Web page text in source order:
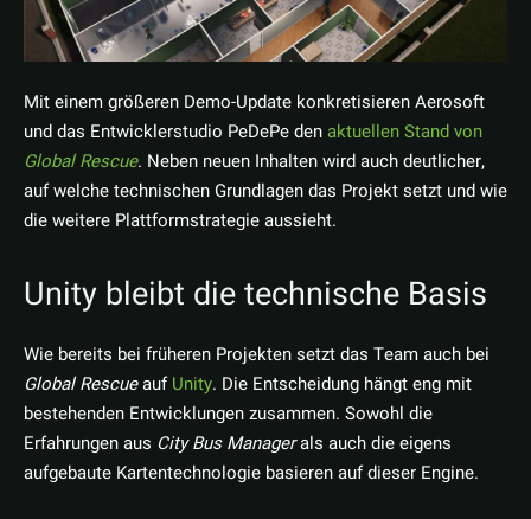
Mit einem größeren Demo-Update konkretisieren Aerosoft
und das Entwicklerstudio PeDePe denaktuellen Stand von
Global Rescue. Neben neuen Inhalten wird auch deutlicher,
auf welche technischen Grundlagen das Projekt setzt und wie
die weitere Plattformstrategie aussieht.
Unity bleibt die technische Basis
Wie bereits bei früheren Projekten setzt das Team auch bei
Global RescueaufUnity. Die Entscheidung hängt eng mit
bestehenden Entwicklungen zusammen. Sowohl die
Erfahrungen aus City Bus Managerals auch die eigens
aufgebaute Kartentechnologie basieren auf dieser Engine.